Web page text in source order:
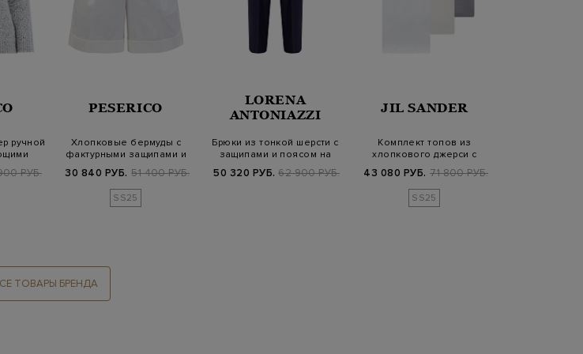
ручной
РУБ.
PESERICO
Хлопковые бермуды с
фактурными защипами и
30 840 РУБ. 51 400 РУБ.
SS25
LORENA
ANTONIAZZI
Брюки из тонкой шерсти с
защипами и поясом на
50 320 РУБ. 62 900 РУБ.
JIL SANDER
Комплект топов из
хлопкового джерси с
43 080 РУБ. 71 800 РУБ.
SS25
ТОВАРЫ БРЕНДА